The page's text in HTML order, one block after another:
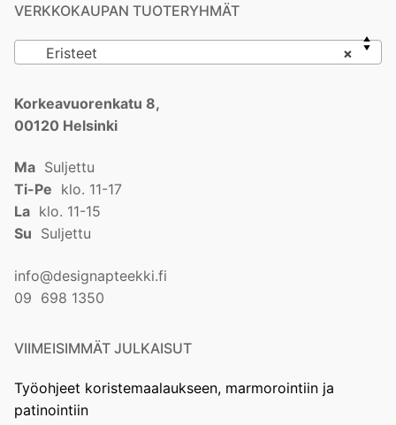
VERKKOKAUPAN TUOTERYHMÄT
×
Eristeet
Korkeavuorenkatu 8,
00120 Helsinki
Ma Suljettu
Ti-Pe klo. 11-17
La klo. 11-15
Su Suljettu
info@designapteekki.fi
09 698 1350
VIIMEISIMMÄT JULKAISUT
Työohjeet koristemaalaukseen, marmorointiin ja
patinointiin